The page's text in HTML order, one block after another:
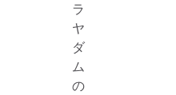
ラ
ヤ
ダ
ム
の